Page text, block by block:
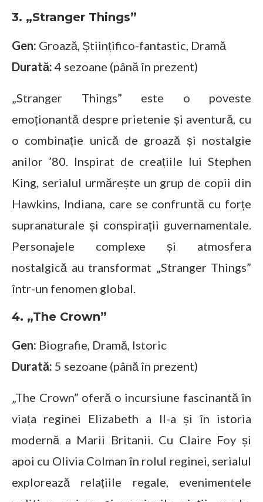
3. „Stranger Things”
Gen: Groază, Științifico-fantastic, Dramă
Durată: 4 sezoane (până în prezent)
„Stranger Things” este o poveste
emoționantă despre prietenie și aventură, cu
o combinație unică de groază și nostalgie
anilor ’80. Inspirat de creațiile lui Stephen
King, serialul urmărește un grup de copii din
Hawkins, Indiana, care se confruntă cu forțe
supranaturale și conspirații guvernamentale.
Personajele complexe și atmosfera
nostalgică au transformat „Stranger Things”
într-un fenomen global.
4. „The Crown”
Gen: Biografie, Dramă, Istoric
Durată: 5 sezoane (până în prezent)
„The Crown” oferă o incursiune fascinantă în
viața reginei Elizabeth a II-a și în istoria
modernă a Marii Britanii. Cu Claire Foy și
apoi cu Olivia Colman în rolul reginei, serialul
explorează relațiile regale, evenimentele